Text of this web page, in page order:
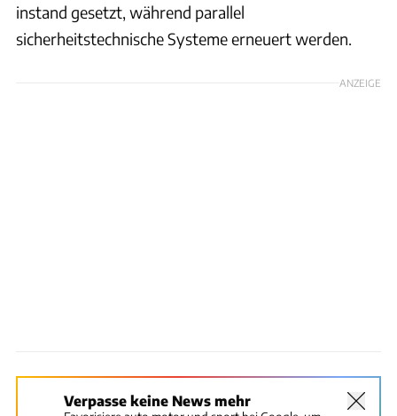
instand gesetzt, während parallel
sicherheitstechnische Systeme erneuert werden.
ANZEIGE
Verpasse keine News mehr